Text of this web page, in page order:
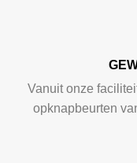
Vanuit onze
opknapbeurten